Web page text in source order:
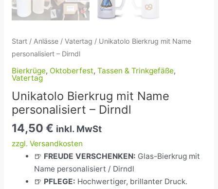
Start/ Anlässe/ Vatertag / Unikatolo Bierkrug mit Name
personalisiert – Dirndl
Bierkrüge, Oktoberfest, Tassen & Trinkgefäße,
Vatertag
Unikatolo Bierkrug mit Name
personalisiert – Dirndl
14,50 € inkl. MwSt
zzgl. Versandkosten
🍺 FREUDE VERSCHENKEN: Glas-Bierkrug mit
Name personalisiert / Dirndl
🍺 PFLEGE: Hochwertiger, brillanter Druck.